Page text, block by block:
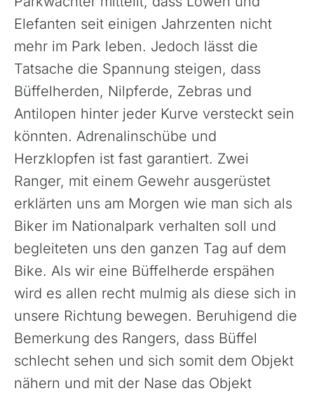
Elefanten seit einigen Jahrzenten nicht
mehr im Park leben. Jedoch lässt die
Tatsache die Spannung steigen, dass
Büffelherden, Nilpferde, Zebras und
Antilopen hinter jeder Kurve versteckt sein
könnten. Adrenalinschübe und
Herzklopfen ist fast garantiert. Zwei
Ranger, mit einem Gewehr ausgerüstet
erklärten uns am Morgen wie man sich als
Biker im Nationalpark verhalten soll und
begleiteten uns den ganzen Tag auf dem
Bike. Als wir eine Büffelherde erspähen
wird es allen recht mulmig als diese sich in
unsere Richtung bewegen. Beruhigend die
Bemerkung des Rangers, dass Büffel
schlecht sehen und sich somit dem Objekt
nähern und mit der Nase das Objekt